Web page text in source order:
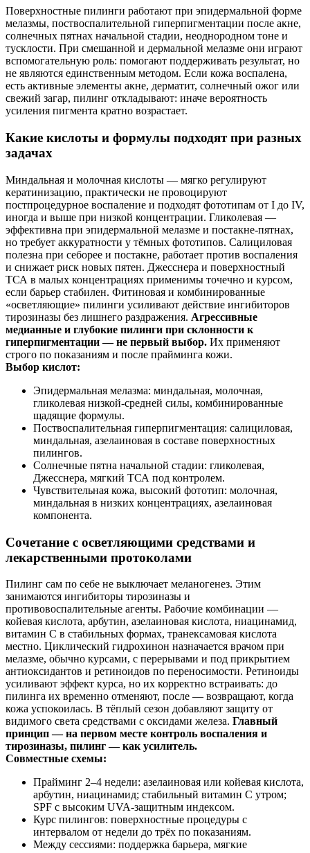
Поверхностные пилинги работают при эпидермальной форме
мелазмы, поствоспалительной гиперпигментации после акне,
солнечных пятнах начальной стадии, неоднородном тоне и
тусклости. При смешанной и дермальной мелазме они играют
вспомогательную роль: помогают поддерживать результат, но
не являются единственным методом. Если кожа воспалена,
есть активные элементы акне, дерматит, солнечный ожог или
свежий загар, пилинг откладывают: иначе вероятность
усиления пигмента кратно возрастает.
Какие кислоты и формулы подходят при разных
задачах
Миндальная и молочная кислоты — мягко регулируют
кератинизацию, практически не провоцируют
постпроцедурное воспаление и подходят фототипам от I до IV,
иногда и выше при низкой концентрации. Гликолевая —
эффективна при эпидермальной мелазме и постакне-пятнах,
но требует аккуратности у тёмных фототипов. Салициловая
полезна при себорее и постакне, работает против воспаления
и снижает риск новых пятен. Джесснера и поверхностный
ТСА в малых концентрациях применимы точечно и курсом,
если барьер стабилен. Фитиновая и комбинированные
«осветляющие» пилинги усиливают действие ингибиторов
тирозиназы без лишнего раздражения. Агрессивные
медианные и глубокие пилинги при склонности к
гиперпигментации — не первый выбор. Их применяют
строго по показаниям и после прайминга кожи.
Выбор кислот:
Эпидермальная мелазма: миндальная, молочная,
гликолевая низкой-средней силы, комбинированные
щадящие формулы.
Поствоспалительная гиперпигментация: салициловая,
миндальная, азелаиновая в составе поверхностных
пилингов.
Солнечные пятна начальной стадии: гликолевая,
Джесснера, мягкий ТСА под контролем.
Чувствительная кожа, высокий фототип: молочная,
миндальная в низких концентрациях, азелаиновая
компонента.
Сочетание с осветляющими средствами и
лекарственными протоколами
Пилинг сам по себе не выключает меланогенез. Этим
занимаются ингибиторы тирозиназы и
противовоспалительные агенты. Рабочие комбинации —
койевая кислота, арбутин, азелаиновая кислота, ниацинамид,
витамин C в стабильных формах, транексамовая кислота
местно. Циклический гидрохинон назначается врачом при
мелазме, обычно курсами, с перерывами и под прикрытием
антиоксидантов и ретиноидов по переносимости. Ретиноиды
усиливают эффект курса, но их корректно встраивать: до
пилинга их временно отменяют, после — возвращают, когда
кожа успокоилась. В тёплый сезон добавляют защиту от
видимого света средствами с оксидами железа. Главный
принцип — на первом месте контроль воспаления и
тирозиназы, пилинг — как усилитель.
Совместные схемы:
Прайминг 2–4 недели: азелаиновая или койевая кислота,
арбутин, ниацинамид; стабильный витамин C утром;
SPF с высоким UVA-защитным индексом.
Курс пилингов: поверхностные процедуры с
интервалом от недели до трёх по показаниям.
Между сессиями: поддержка барьера, мягкие